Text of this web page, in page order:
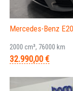
Mercedes-Benz
2000 cm³, 76000 km
32.990,00 €